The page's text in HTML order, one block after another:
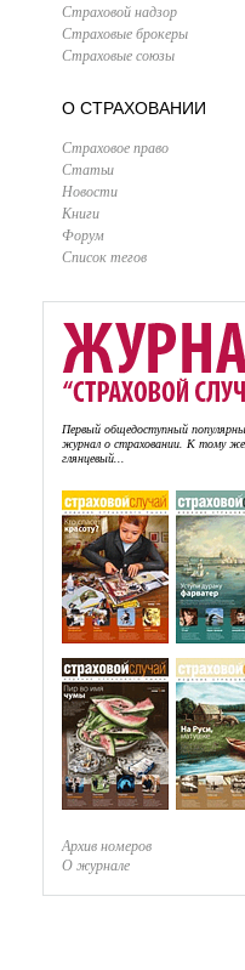
Страховой надзор
Страховые брокеры
Страховые союзы
О СТРАХОВАНИИ
Страховое право
Статьи
Новости
Книги
Форум
Список тегов
Первый общедоступный
журнал о страховании. К тому
глянцевый...
Архив номеров
О журнале